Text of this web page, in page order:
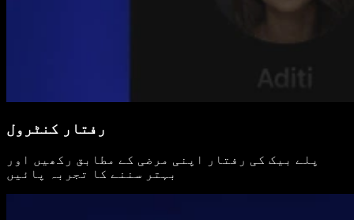
رفتار کنٹرول
پلے بیک کی رفتار اپنی مرضی کے مطابق رکھیں اور
بہتر سننے کا تجربہ پائیں